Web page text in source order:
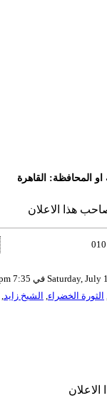
المحافظة: القاهرة
هذا الاعلان
الثورة الخضراء, الشيخ زايد,